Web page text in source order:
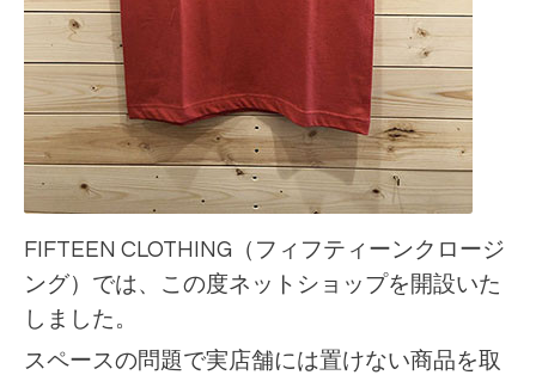
FIFTEEN CLOTHING（フィフティーンクロージ
ング）では、この度ネットショップを開設いた
しました。
スペースの問題で実店舗には置けない商品を取